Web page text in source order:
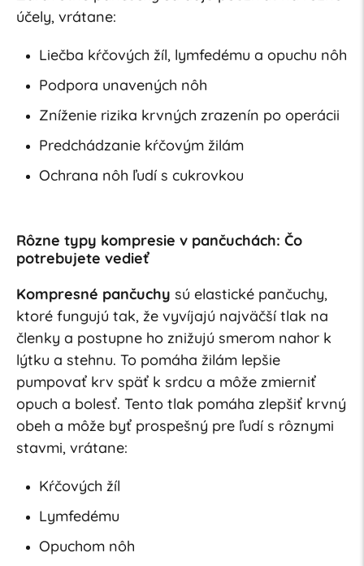
účely, vrátane:
Liečba kŕčových žíl, lymfedému a opuchu nôh
Podpora unavených nôh
Zníženie rizika krvných zrazenín po operácii
Predchádzanie kŕčovým žilám
Ochrana nôh ľudí s cukrovkou
Rôzne typy kompresie v pančuchách: Čo
potrebujete vedieť
Kompresné pančuchy sú elastické pančuchy,
ktoré fungujú tak, že vyvíjajú najväčší tlak na
členky a postupne ho znižujú smerom nahor k
lýtku a stehnu. To pomáha žilám lepšie
pumpovať krv späť k srdcu a môže zmierniť
opuch a bolesť. Tento tlak pomáha zlepšiť krvný
obeh a môže byť prospešný pre ľudí s rôznymi
stavmi, vrátane:
Kŕčových žíl
Lymfedému
Opuchom nôh